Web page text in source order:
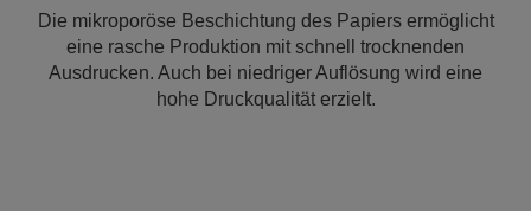
Die mikroporöse Beschichtung des Papiers ermöglicht
eine rasche Produktion mit schnell trocknenden
Ausdrucken. Auch bei niedriger Auflösung wird eine
hohe Druckqualität erzielt.